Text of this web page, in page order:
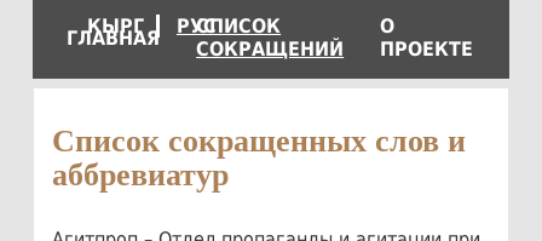
КЫРГ РУС
ГЛАВНАЯ
СПИCОК
СОКРАЩЕНИЙ
О
ПРОЕКТЕ
Список сокращенных слов и
аббревиатур